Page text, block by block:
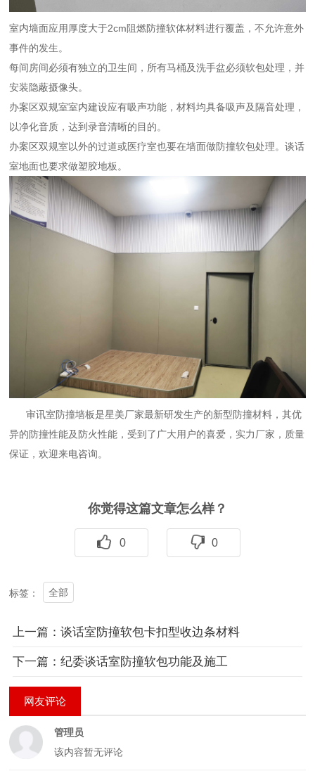
室内墙面应用厚度大于2cm阻燃防撞软体材料进行覆盖，不允许意外
事件的发生。
每间房间必须有独立的卫生间，所有马桶及洗手盆必须软包处理，并
安装隐蔽摄像头。
办案区双规室室内建设应有吸声功能，材料均具备吸声及隔音处理，
以净化音质，达到录音清晰的目的。
办案区双规室以外的过道或医疗室也要在墙面做防撞软包处理。谈话
室地面也要求做塑胶地板。
审讯室防撞墙板是星美厂家最新研发生产的新型防撞材料，其优
异的防撞性能及防火性能，受到了广大用户的喜爱，实力厂家，质量
保证，欢迎来电咨询。
你觉得这篇文章怎么样？
0 0
标签： 全部
上一篇：谈话室防撞软包卡扣型收边条材料
下一篇：纪委谈话室防撞软包功能及施工
网友评论
管理员
该内容暂无评论